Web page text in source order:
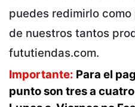
puedes redimirlo
de nuestros tantos
fututiendas.com.
Importante: Para el
punto son tres a